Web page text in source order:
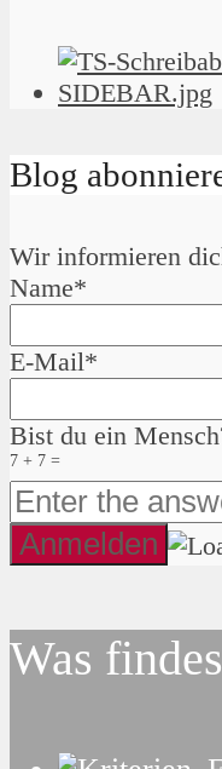
Blog
Wir informieren
Name*
E-Mail*
Bist du ein
7 + 7 =
Was